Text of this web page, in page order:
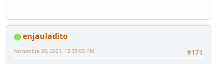
enjauladito
#171
Novembre 20, 2021, 12:39:03 PM